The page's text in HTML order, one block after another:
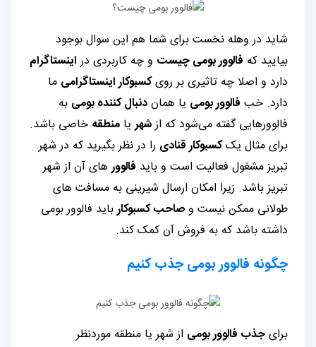
شاید در وهله نخست برای شما هم این سوال بوجود
بیایید که فالوور بومی چیست و چه کاربردی دراینستاگرام
دارد و اصلا چه تاثیری بر رویکسبوکار اینستاگرامی ما
دارد. خب فالوور بومی یا هماندنبال کننده بومی به
فالوورهایی گفته می‌شود که ازشهریا منطقه خاصی باشد.
برای مثال یککسبوکار قنادی را در نظر بگیرید که در شهر
تبریز مشغول فعالیت است و باید فالوورهای آن از شهر
تبریز باشد. زیرا امکان ارسال شیرینی به مسافت های
طولانی ممکن نیست وصاحب کسبوکارباید فالوور بومی
داشته باشد که به فروش آن کمک کند.
چگونه فالوور بومی جذب کنیم
برایجذب فالوور بومی از شهر یا منطقه موردنظر